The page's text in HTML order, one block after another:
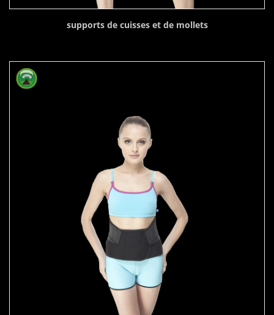
supports de cuisses et de mollets